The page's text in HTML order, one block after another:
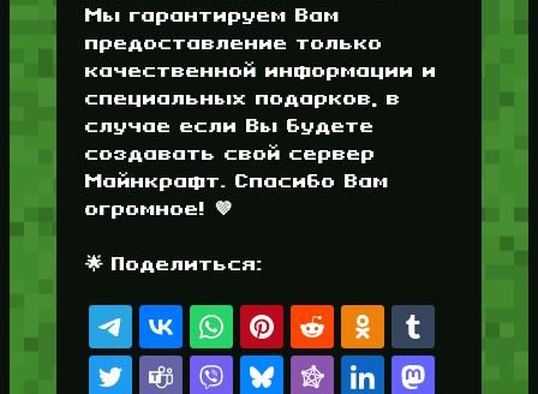
Мы гарантируем Вам
предоставление только
качественной информации и
специальных подарков, в
случае если Вы будете
создавать свой сервер
Майнкрафт. Спасибо Вам
огромное! 💜
🌟 Поделиться: